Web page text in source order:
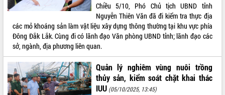
ĐIỂM TIN VĂN BẢN
QUY HOẠCH - KẾ HOẠCH
Chiều 5/10, Phó Chủ tịch UBND tỉnh
Nguyễn Thiên Văn đã đi kiểm tra thực địa
các mỏ khoáng sản làm vật liệu xây dựng thông thường tại khu vực phía
Đông Đắk Lắk. Cùng đi có lãnh đạo Văn phòng UBND tỉnh; lãnh đạo các
sở, ngành, địa phương liên quan.
Quản lý nghiêm vùng nuôi trồng
thủy sản, kiểm soát chặt khai thác
IUU (05/10/2025, 13:45)